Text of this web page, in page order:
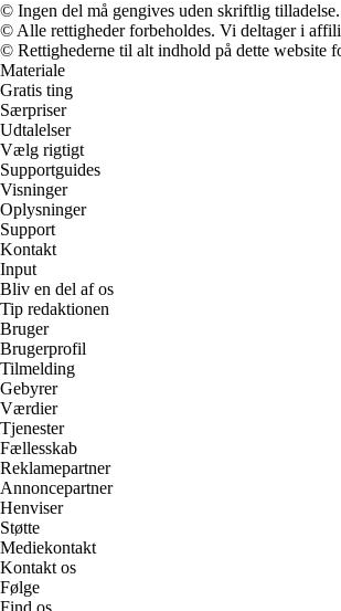
© Ingen del må gengives uden skriftlig tilladelse.
© Alle rettigheder forbeholdes. Vi deltager i
© Rettighederne til alt indhold på dette website
Materiale
Gratis ting
Særpriser
Udtalelser
Vælg rigtigt
Supportguides
Visninger
Oplysninger
Support
Kontakt
Input
Bliv en del af os
Tip redaktionen
Bruger
Brugerprofil
Tilmelding
Gebyrer
Værdier
Tjenester
Fællesskab
Reklamepartner
Annoncepartner
Henviser
Støtte
Mediekontakt
Kontakt os
Følge
Find os